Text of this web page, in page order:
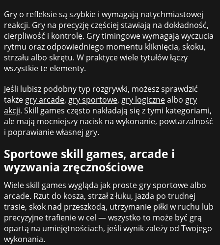
Gry o refleksie są szybkie i wymagają natychmiastowej
reakcji. Gry na precyzję częściej stawiają na dokładność,
cierpliwość i kontrolę. Gry timingowe wymagają wyczucia
rytmu oraz odpowiedniego momentu kliknięcia, skoku,
strzału albo skrętu. W praktyce wiele tytułów łączy
wszystkie te elementy.
Jeśli lubisz podobny typ rozgrywki, możesz sprawdzić
takżegry arcade, gry sportowe, gry logicznealbo gry
akcji. Skill games często nakładają się z tymi kategoriami,
ale mają mocniejszy nacisk na wykonanie, powtarzalność
i poprawianie własnej gry.
Sportowe skill games, arcade i
wyzwania zręcznościowe
Wiele skill games wygląda jak proste gry sportowe albo
arcade. Rzut do kosza, strzał z łuku, jazda po trudnej
trasie, skok nad przeszkodą, utrzymanie piłki w ruchu lub
precyzyjne trafienie w cel — wszystko to może być grą
opartą na umiejętnościach, jeśli wynik zależy od Twojego
wykonania.